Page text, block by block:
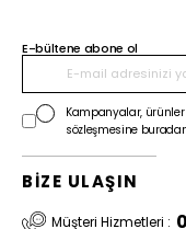
E-bültene abone ol
Kampanyalar, ürünler
sözleşmesine
BİZE ULAŞIN
Müşteri Hizmetleri :